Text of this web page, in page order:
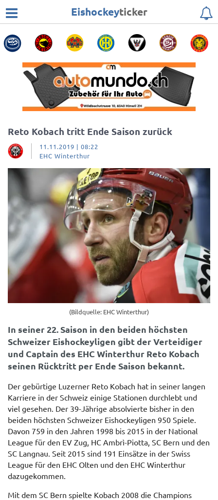
Eishockeyticker
Reto Kobach tritt Ende Saison zurück
11.11.2019 | 08:22
EHC Winterthur
(Bildquelle: EHC Winterthur)
In seiner 22. Saison in den beiden höchsten
Schweizer Eishockeyligen gibt der Verteidiger
und Captain des EHC Winterthur Reto Kobach
seinen Rücktritt per Ende Saison bekannt.
Der gebürtige Luzerner Reto Kobach hat in seiner langen
Karriere in der Schweiz einige Stationen durchlebt und
viel gesehen. Der 39-Jährige absolvierte bisher in den
beiden höchsten Schweizer Eishockeyligen 950 Spiele.
Davon 759 in den Jahren 1998 bis 2015 in der National
League für den EV Zug, HC Ambrì-Piotta, SC Bern und den
SC Langnau. Seit 2015 sind 191 Einsätze in der Swiss
League für den EHC Olten und den EHC Winterthur
dazugekommen.
Mit dem SC Bern spielte Kobach 2008 die Champions